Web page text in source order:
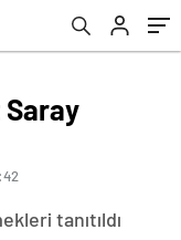
Saray
tanıtıldı